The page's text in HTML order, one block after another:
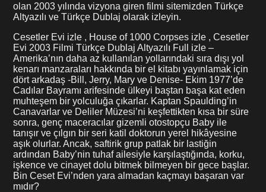
olan 2003 yılında vizyona giren filmi sitemizden Türkçe
Altyazılı ve Türkçe Dublaj olarak izleyin.
Cesetler Evi izle , House of 1000 Corpses izle , Cesetler
Evi 2003 Filmi Türkçe Dublaj Altyazılı Full izle –
Amerika’nın daha az kullanılan yollarındaki sıra dışı yol
kenarı manzaraları hakkında bir el kitabı yayınlamak için
dört arkadaş -Bill, Jerry, Mary ve Denise- Ekim 1977’de
Cadılar Bayramı arifesinde ülkeyi baştan başa kat eden
muhteşem bir yolculuğa çıkarlar. Kaptan Spaulding’in
Canavarlar ve Deliler Müzesi’ni keşfettikten kısa bir süre
sonra, genç maceracılar gizemli otostopçu Baby ile
tanışır ve çılgın bir seri katil doktorun yerel hikâyesine
aşık olurlar. Ancak, saftirik grup patlak bir lastiğin
ardından Baby’nin tuhaf ailesiyle karşılaştığında, korku,
işkence ve cinayet dolu bitmek bilmeyen bir gece başlar.
Bin Ceset Evi’nden yara almadan kaçmayı başaran var
mıdır?